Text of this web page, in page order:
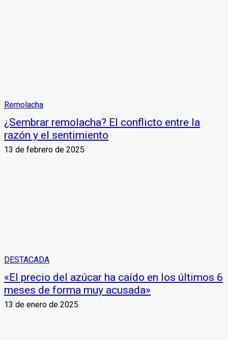
Remolacha
¿Sembrar remolacha? El conflicto entre la
razón y el sentimiento
13 de febrero de 2025
DESTACADA
«El precio del azúcar ha caído en los últimos 6
meses de forma muy acusada»
13 de enero de 2025